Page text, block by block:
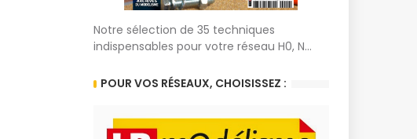
Notre sélection de 35 techniques
indispensables pour votre réseau H0, N...
POUR VOS RÉSEAUX, CHOISISSEZ :